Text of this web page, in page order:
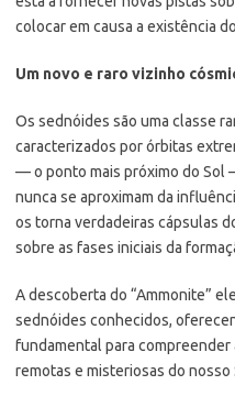
colocar em causa a existência
Um novo e raro vizinho
Os sednóides são uma classe
caracterizados por órbitas
— o ponto mais próximo do Sol
nunca se aproximam da
os torna verdadeiras cápsulas
sobre as fases iniciais da
A descoberta do “Ammonite”
sednóides conhecidos,
fundamental para compreender
remotas e misteriosas do nosso